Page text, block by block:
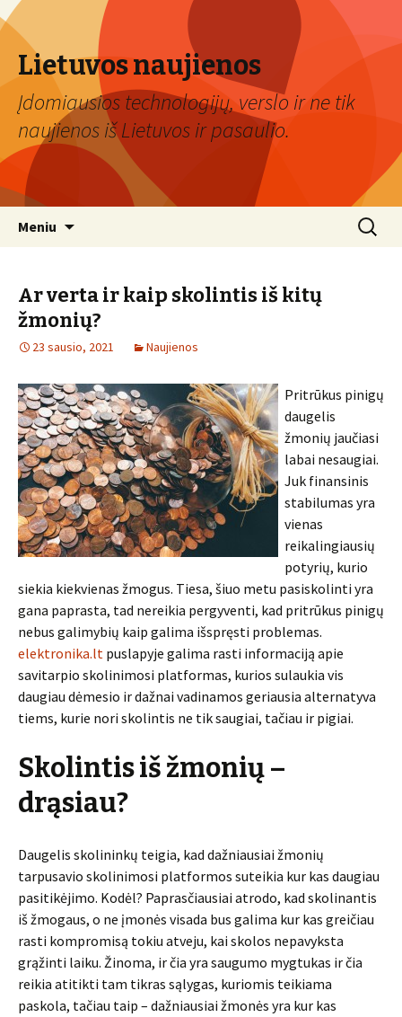
Lietuvos naujienos
Įdomiausios technologijų, verslo ir ne tik
naujienos iš Lietuvos ir pasaulio.
Meniu Ieškoti:
Ar verta ir kaip skolintis iš kitų
žmonių?
23 sausio, 2021 Naujienos
Pritrūkus pinigų
daugelis
žmonių jaučiasi
labai nesaugiai.
Juk finansinis
stabilumas yra
vienas
reikalingiausių
potyrių, kurio
siekia kiekvienas žmogus. Tiesa, šiuo metu pasiskolinti yra
gana paprasta, tad nereikia pergyventi, kad pritrūkus pinigų
nebus galimybių kaip galima išspręsti problemas.
elektronika.lt puslapyje galima rasti informaciją apie
savitarpio skolinimosi platformas, kurios sulaukia vis
daugiau dėmesio ir dažnai vadinamos geriausia alternatyva
tiems, kurie nori skolintis ne tik saugiai, tačiau ir pigiai.
Skolintis iš žmonių –
drąsiau?
Daugelis skolininkų teigia, kad dažniausiai žmonių
tarpusavio skolinimosi platformos suteikia kur kas daugiau
pasitikėjimo. Kodėl? Paprasčiausiai atrodo, kad skolinantis
iš žmogaus, o ne įmonės visada bus galima kur kas greičiau
rasti kompromisą tokiu atveju, kai skolos nepavyksta
grąžinti laiku. Žinoma, ir čia yra saugumo mygtukas ir čia
reikia atitikti tam tikras sąlygas, kuriomis teikiama
paskola, tačiau taip – dažniausiai žmonės yra kur kas